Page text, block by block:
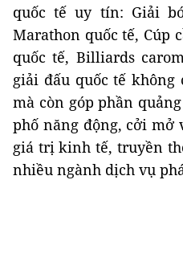
quốc tế uy tín: Giải
Marathon quốc tế, Cúp
quốc tế, Billiards
giải đấu quốc tế
mà còn góp phần
phố năng động, cởi mở
giá trị kinh tế, truyền
nhiều ngành dịch vụ